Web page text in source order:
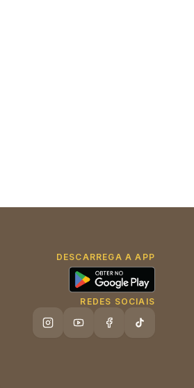
DESCARREGA A APP
REDES SOCIAIS